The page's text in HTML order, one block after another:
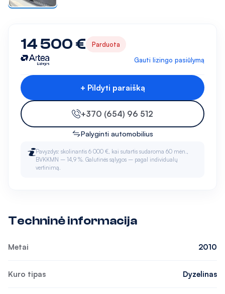
14 500 €
Parduota
Gauti lizingo pasiūlymą
+ Pildyti paraišką
+370 (654) 96 512
Palyginti automobilius
Pavyzdys: skolinantis 6 000 €, kai sutartis sudaroma 60 mėn.,
BVKKMN – 14,9 %. Galutinės sąlygos – pagal individualų
vertinimą.
Techninė informacija
Metai 2010
Kuro tipas Dyzelinas